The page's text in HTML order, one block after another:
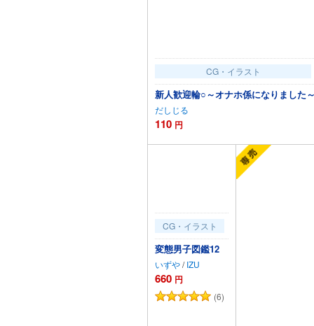
CG・イラスト
新人歓迎輪○～オナホ係になりました
だしじる
110 円
CG・イラスト
変態男子図鑑12
いずや/ IZU
660 円
(6)